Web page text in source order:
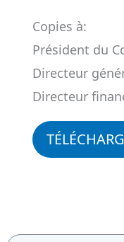
Copies à:
Président du
Directeur
Directeur